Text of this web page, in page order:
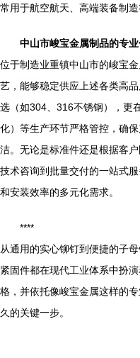
常用于航空航天、高端装备制造
中山市峻宝金属制品的专
位于制造业重镇中山市的峻宝
艺，能够稳定供应上述各类高
选（如304、316不锈钢），更
化）等生产环节严格管控，确
洁。无论是标准件还是根据客
技术咨询到批量交付的一站式
和安装效率的多元化需求。
****
从通用的实心铆钉到便捷的子
紧固件都在现代工业体系中扮
格，并依托像峻宝金属这样的
久的关键一步。